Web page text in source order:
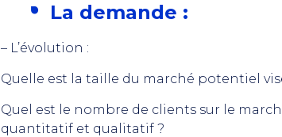
La demande :
– L’évolution :
Quelle est la taille du marché potentiel
Quel est le nombre de clients sur le
quantitatif et qualitatif ?